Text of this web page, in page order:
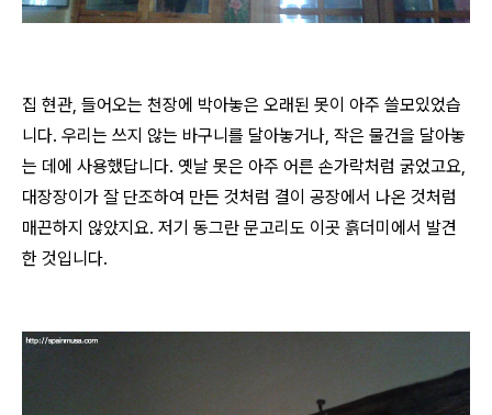
집 현관, 들어오는 천장에 박아놓은 오래된 못이 아주 쓸모있었습
니다. 우리는 쓰지 않는 바구니를 달아놓거나, 작은 물건을 달아놓
는 데에 사용했답니다. 옛날 못은 아주 어른 손가락처럼 굵었고요,
대장장이가 잘 단조하여 만든 것처럼 결이 공장에서 나온 것처럼
매끈하지 않았지요. 저기 동그란 문고리도 이곳 흙더미에서 발견
한 것입니다.